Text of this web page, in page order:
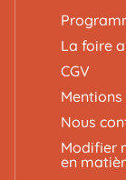
La foire
CGV
Nous
Modifier
en